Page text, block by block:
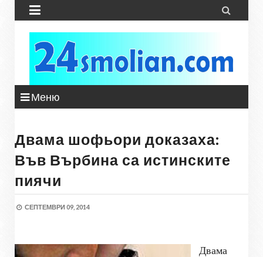
 
Меню
Двама шофьори доказаха:
Във Върбина са истинските
пиячи
СЕПТЕМВРИ 09, 2014
Двама